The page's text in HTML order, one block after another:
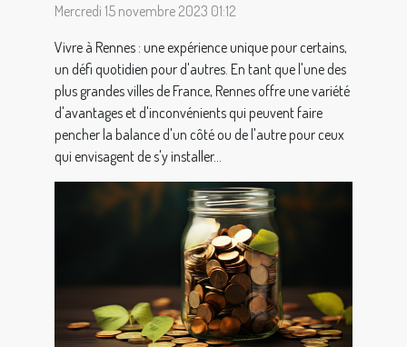
Mercredi 15 novembre 2023 01:12
Vivre à Rennes : une expérience unique pour certains,
un défi quotidien pour d'autres. En tant que l'une des
plus grandes villes de France, Rennes offre une variété
d'avantages et d'inconvénients qui peuvent faire
pencher la balance d'un côté ou de l'autre pour ceux
qui envisagent de s'y installer...